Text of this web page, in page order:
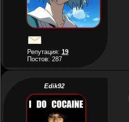
Репутация:19
Постов: 287
Edik92